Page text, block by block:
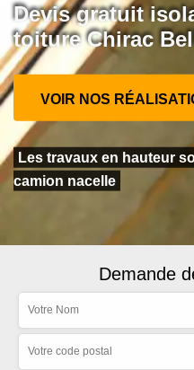
Devis gratuit
toiture Chirac
VOIR NOS
Les travaux en hauteur
camion nacelle
Demande